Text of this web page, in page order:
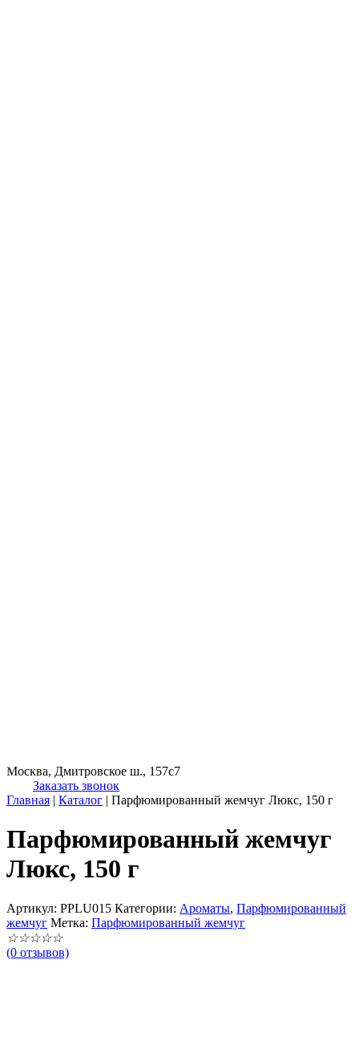
Москва, Дмитровское ш., 157с7
Заказать звонок
Главная | Каталог | Парфюмированный жемчуг Люкс, 150 г
Парфюмированный жемчуг
Люкс, 150 г
Артикул: PPLU015 Категории: Ароматы, Парфюмированный
жемчуг Метка: Парфюмированный жемчуг
☆☆☆☆☆
(0 отзывов)